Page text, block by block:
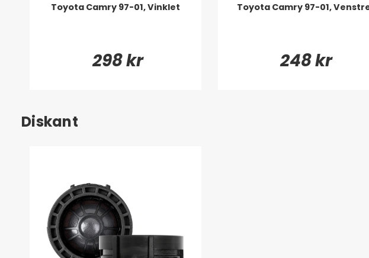
Toyota Camry 97-01, Vinklet
298 kr
Toyota Camry 97-01,
248 kr
Diskant